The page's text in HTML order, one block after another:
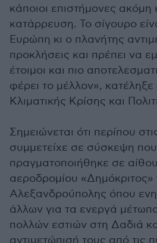
κάποιοι επιστήμονες ακόμη
κατάρρευση. Το σίγουρο
Ευρώπη κι ο πλανήτης
προκλήσεις και πρέπει να
έτοιμοι και πιο
φέρει το μέλλον»,
Κλιματικής Κρίσης και
Σημειώνεται ότι περίπου
συμμετείχε σε σύσκεψη που
πραγματοποιήθηκε σε
αεροδρομίου «Δημόκριτος»
Αλεξανδρούπολης όπου
άλλων για τα ενεργά
πολλών εστιών στη Δαδιά
αντιμετώπισή τους από τις